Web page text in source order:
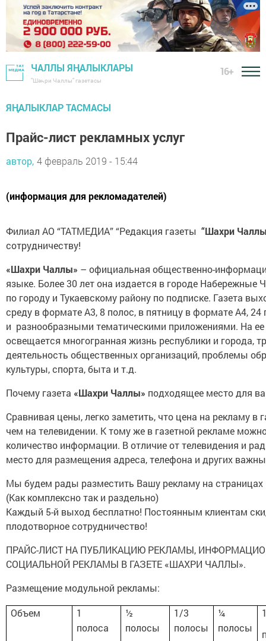
ЧАЛЛЫ ЯҢАЛЫКЛАРЫ
"Шәһри Чаллы" газетасы
16+
ЯҢАЛЫКЛАР ТАСМАСЫ
Прайс-лист рекламных услуг
автор, 4 февраль 2019 - 15:44
(информация для рекломадателей)
Филиал АО “ТАТМЕДИА” “Редакция газеты “Шахри
сотрудничеству!
«Шахри Чаллы» – официальная общественно-
языке. Более 30 лет она издается в городе Набережные
по городу и Тукаевскому району по подписке. Газета
среду в формате А3, 8 полос, в пятницу в формате А4,
и разнообразными тематическими приложениями. На
освещается многогранная жизнь республики и города,
деятельность общественных организаций, проблемы
культуры, спорта, быта и т.д.
Почему газета «Шахри Чаллы» подходящее место для
Сравнивая цены, легко заметить, что цена на рекламу в
чем на телевидении. К тому же в газетной рекламе
количество информации. В отличие от телевидения и
место для размещения адреса, телефона и других
Мы будем рады разместить Вашу рекламу на страницах
(Как комплексно так и раздельно)
Каждый 5-й выход бесплатно! Постоянным клиентам
плодотворное сотрудничество!
ПРАЙС-ЛИСТ НА ПУБЛИКАЦИЮ РЕКЛАМЫ,
СОЦИАЛЬНОЙ РЕКЛАМЫ В ГАЗЕТЕ «ШАХРИ ЧАЛЛЫ».
Размещение модульной рекламы:
Объем
1
полоса
½
полосы
1/3
полосы
¼
полосы